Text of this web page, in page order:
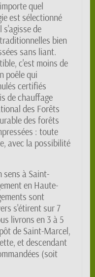
quel
est sélectionné
de
bien
sans liant.
c'est moins de
poêle qui
certifiés
de chauffage
des Forêts
des forêts
: toute
avec la possibilité
sens à Saint-
en Haute-
sont
s'étirent sur 7
livrons en 3 à 5
de Saint-Marcel,
et descendant
(soit